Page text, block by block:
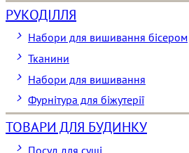
РУКОДІЛЛЯ
Набори для вишивання бісером
Тканини
Набори для вишивання
Фурнітура для біжутерії
ТОВАРИ ДЛЯ БУДИНКУ
Посуд для суші